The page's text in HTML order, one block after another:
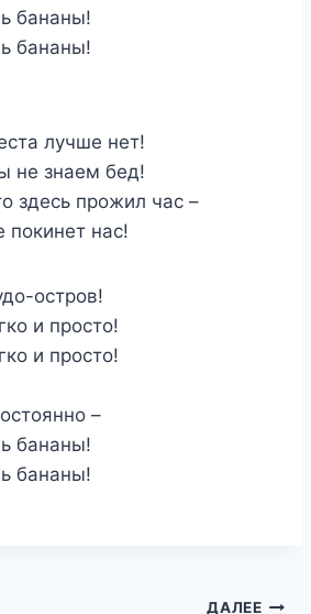
бананы!
бананы!
лучше нет!
не знаем бед!
здесь прожил час –
покинет нас!
остров!
и просто!
и просто!
–
бананы!
бананы!
ДАЛЕЕ